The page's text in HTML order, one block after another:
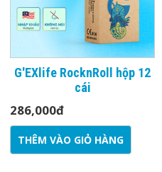
G'EXlife RocknRoll hộp 12
cái
286,000đ
THÊM VÀO GIỎ HÀNG